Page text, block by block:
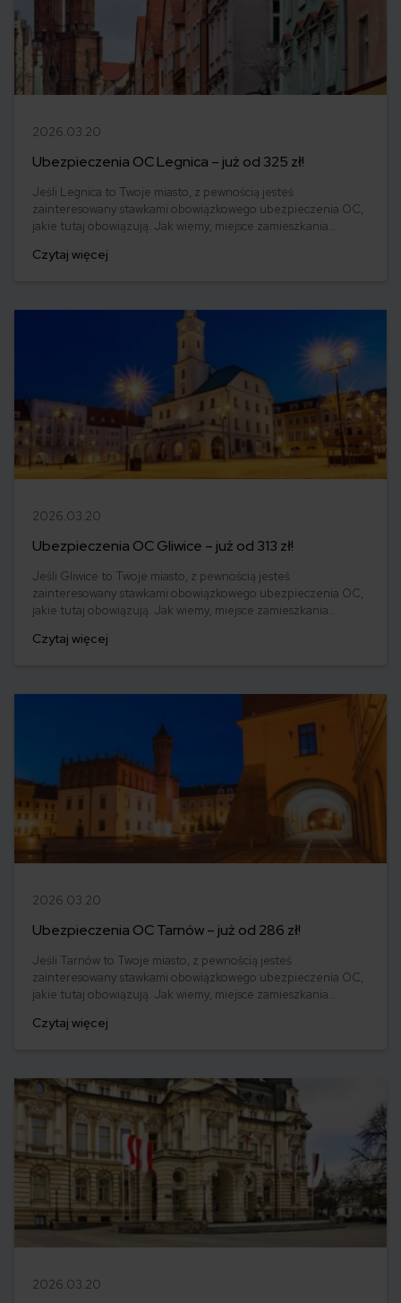
2026.03.20
Ubezpieczenia OC Legnica – już od 325 zł!
Jeśli Legnica to Twoje miasto, z pewnością jesteś
zainteresowany stawkami obowiązkowego ubezpieczenia OC,
jakie tutaj obowiązują. Jak wiemy, miejsce zamieszkania
Jednak znaleźć tanie OC lub tańsze od posiadanego nawet o
się!
Czytaj więcej
2026.03.20
Ubezpieczenia OC Gliwice – już od 313 zł!
Jeśli Gliwice to Twoje miasto, z pewnością jesteś
zainteresowany stawkami obowiązkowego ubezpieczenia OC,
jakie tutaj obowiązują. Jak wiemy, miejsce zamieszkania
Jednak znaleźć tanie OC lub tańsze od posiadanego nawet o
się!
Czytaj więcej
2026.03.20
Ubezpieczenia OC Tarnów – już od 286 zł!
Jeśli Tarnów to Twoje miasto, z pewnością jesteś
zainteresowany stawkami obowiązkowego ubezpieczenia OC,
jakie tutaj obowiązują. Jak wiemy, miejsce zamieszkania
Jednak znaleźć tanie OC lub tańsze od posiadanego nawet o
Dowiedz się!
Czytaj więcej
2026.03.20